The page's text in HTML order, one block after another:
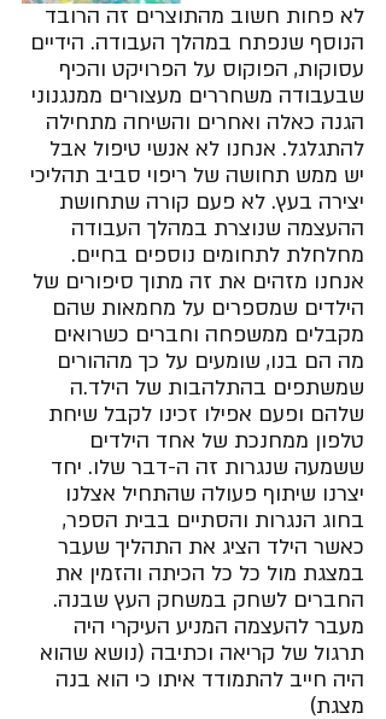
לא פחות חשוב מהתוצרים זה הרובד
הנוסף שנפתח במהלך העבודה. הידיים
עסוקות, הפוקוס על הפרויקט והכיף
שבעבודה משחררים מעצורים ממנגנוני
הגנה כאלה ואחרים והשיחה מתחילה
להתגלגל. אנחנו לא אנשי טיפול אבל
יש ממש תחושה של ריפוי סביב תהליכי
יצירה בעץ. לא פעם קורה שתחושת
ההעצמה שנוצרת במהלך העבודה
מחלחלת לתחומים נוספים בחיים.
אנחנו מזהים את זה מתוך סיפורים של
הילדים שמספרים על מחמאות שהם
מקבלים ממשפחה וחברים כשרואים
מה הם בנו, שומעים על כך מההורים
שמשתפים בהתלהבות של הילד.ה
שלהם ופעם אפילו זכינו לקבל שיחת
טלפון ממחנכת של אחד הילדים
ששמעה שנגרות זה ה-דבר שלו. יחד
יצרנו שיתוף פעולה שהתחיל אצלנו
בחוג הנגרות והסתיים בבית הספר,
כאשר הילד הציג את התהליך שעבר
במצגת מול כל כל הכיתה והזמין את
החברים לשחק במשחק העץ שבנה.
מעבר להעצמה המניע העיקרי היה
תרגול של קריאה וכתיבה (נושא שהוא
היה חייב להתמודד איתו כי הוא בנה
מצגת)